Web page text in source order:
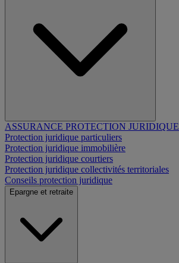
ASSURANCE PROTECTION JURIDIQUE
Protection juridique particuliers
Protection juridique immobilière
Protection juridique courtiers
Protection juridique collectivités territoriales
Conseils protection juridique
Epargne et retraite